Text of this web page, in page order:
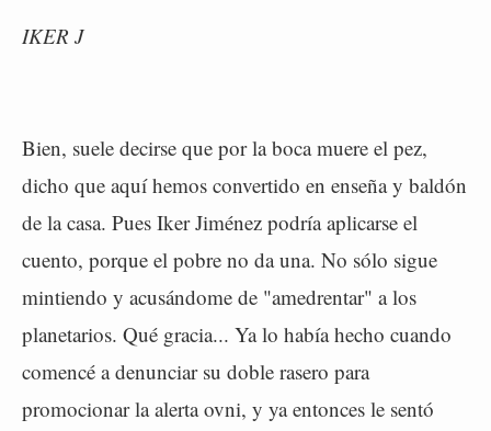
IKER J
Bien, suele decirse que por la boca muere el pez,
dicho que aquí hemos convertido en enseña y baldón
de la casa. Pues Iker Jiménez podría aplicarse el
cuento, porque el pobre no da una. No sólo sigue
mintiendo y acusándome de "amedrentar" a los
planetarios. Qué gracia... Ya lo había hecho cuando
comencé a denunciar su doble rasero para
promocionar la alerta ovni, y ya entonces le sentó